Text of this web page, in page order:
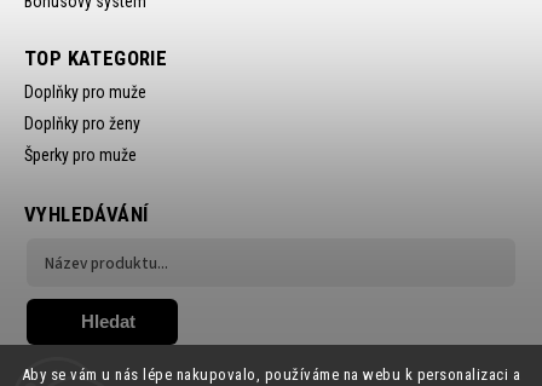
Aby se vám u nás lépe nakupovalo, používáme na webu k personalizaci a
TOP KATEGORIE
Doplňky pro muže
Doplňky pro ženy
Šperky pro muže
VYHLEDÁVÁNÍ
Hledat